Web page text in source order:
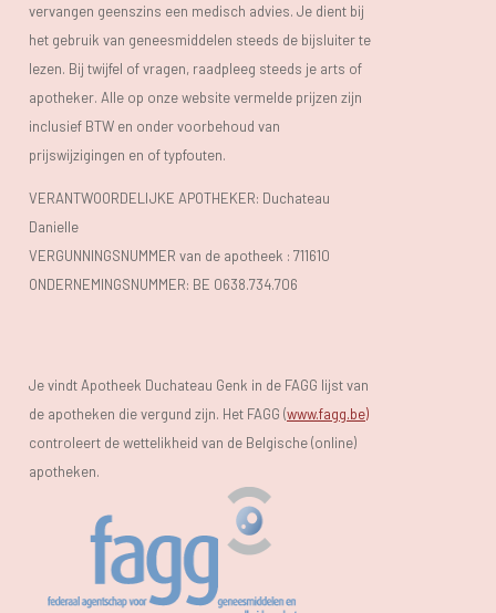
vervangen geenszins een medisch advies. Je dient bij
het gebruik van geneesmiddelen steeds de bijsluiter te
lezen. Bij twijfel of vragen, raadpleeg steeds je arts of
apotheker. Alle op onze website vermelde prijzen zijn
inclusief BTW en onder voorbehoud van
prijswijzigingen en of typfouten.
VERANTWOORDELIJKE APOTHEKER: Duchateau
Danielle
VERGUNNINGSNUMMER van de apotheek : 711610
ONDERNEMINGSNUMMER: BE 0638.734.706
Je vindt Apotheek Duchateau Genk in de FAGG lijst van
de apotheken die vergund zijn. Het FAGG (www.fagg.be)
controleert de wettelikheid van de Belgische (online)
apotheken.